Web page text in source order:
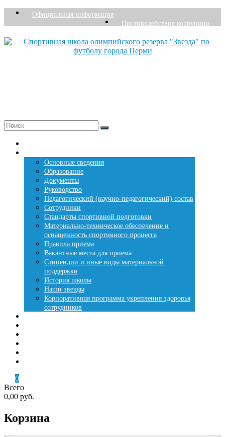
ПерейтиОфициальная информация
Противодействие коррупции
Меню
Основные сведения
Образование
Документы
Руководство
Педагогический (научно-педагогический) состав
Сотрудники
Стандарты спортивной подготовки
Материально-техническое обеспечение и
оснащенность спортивного процесса
Правила приема
Вакантные места для приема
Стипендии и иные виды материальной
поддержки
История школы
Наши звезды
Корпоративная программа укрепления здоровья
сотрудников
0
Всего
0,00 руб.
Корзина